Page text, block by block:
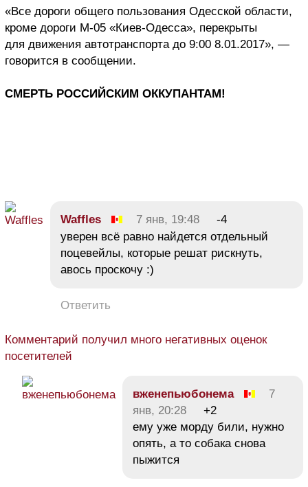
«Все дороги общего пользования Одесской области,
кроме дороги М-05 «Киев-Одесса», перекрыты
для движения автотранспорта до 9:00 8.01.2017», —
говорится в сообщении.
СМЕРТЬ РОССИЙСКИМ ОККУПАНТАМ!
Waffles 7 янв, 19:48
-4
уверен всё равно найдется отдельный
поцевейлы, которые решат рискнуть,
авось проскочу :)
Ответить
Комментарий получил много негативных оценок
посетителей
вженепьюбонема
7
янв, 20:28
+2
ему уже морду били, нужно
опять, а то собака снова
пыжится